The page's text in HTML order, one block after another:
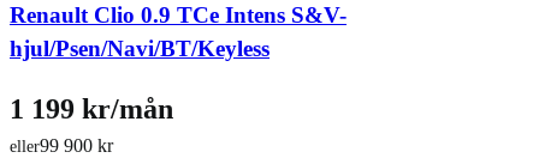
Renault Clio 0.9 TCe Intens S&V-
hjul/Psen/Navi/BT/Keyless
99 900 kr
eller
1 199 kr/mån